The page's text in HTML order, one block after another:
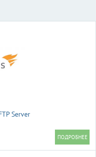
Server